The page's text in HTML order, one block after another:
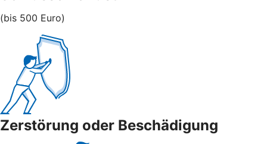
(bis 500 Euro)
Zerstörung oder Beschädigung